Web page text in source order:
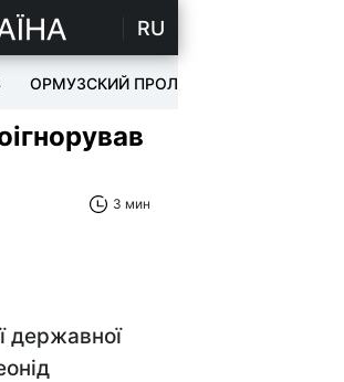
RU
ОРМУЗСКИЙ ПРОЛИВ
3 мин
державної